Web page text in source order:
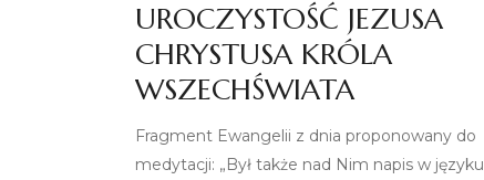
UROCZYSTOŚĆ JEZUSA
CHRYSTUSA KRÓLA
WSZECHŚWIATA
Fragment Ewangelii z dnia proponowany do
medytacji: „Był także nad Nim napis w języku